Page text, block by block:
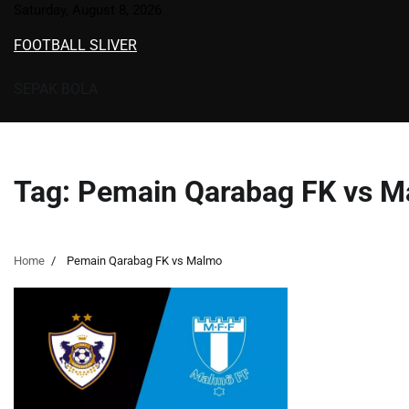
content
FOOTBALL SLIVER
Tag: Pemain Qarabag FK vs
Home Pemain Qarabag FK vs Malmo